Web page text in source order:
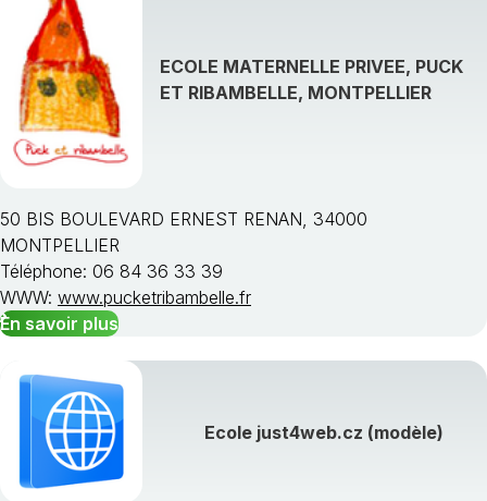
ECOLE MATERNELLE PRIVEE, PUCK
ET RIBAMBELLE, MONTPELLIER
50 BIS BOULEVARD ERNEST RENAN, 34000
MONTPELLIER
Téléphone: 06 84 36 33 39
WWW: www.pucketribambelle.fr
En savoir plus
Ecole just4web.cz (modèle)